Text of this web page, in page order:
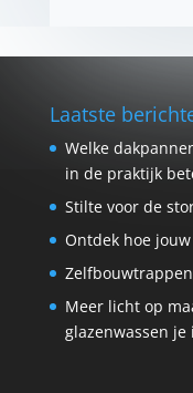
Laatste
Welke
in de praktijk
Stilte voor de
Ontdek hoe
Meer licht op
glazenwassen